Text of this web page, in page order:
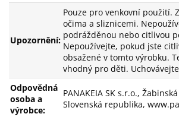
Upozornění:
Pouze pro venkovní použití.
očima a sliznicemi.
podrážděnou nebo citlivou
Nepoužívejte, pokud jste
obsažené v tomto výrobku.
vhodný pro děti.
Odpovědná
osoba a
výrobce:
PANAKEIA SK s.r.o.,
Slovenská republika,